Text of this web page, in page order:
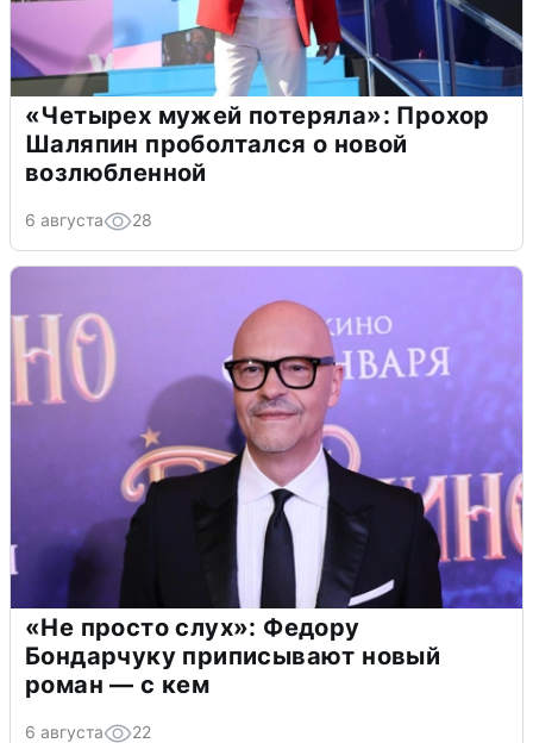
«Четырех мужей потеряла»: Прохор
Шаляпин проболтался о новой
возлюбленной
6 августа 28
«Не просто слух»: Федору
Бондарчуку приписывают новый
роман — с кем
6 августа 22